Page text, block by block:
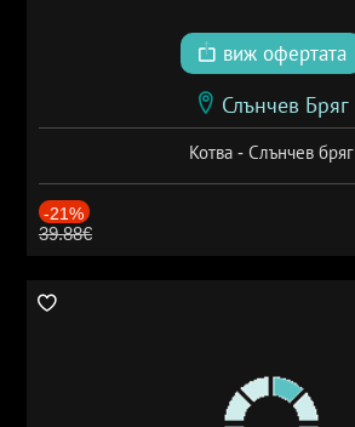
виж офертата
Слънчев Бряг
Котва - Слънчев бряг
-21%
39.88€